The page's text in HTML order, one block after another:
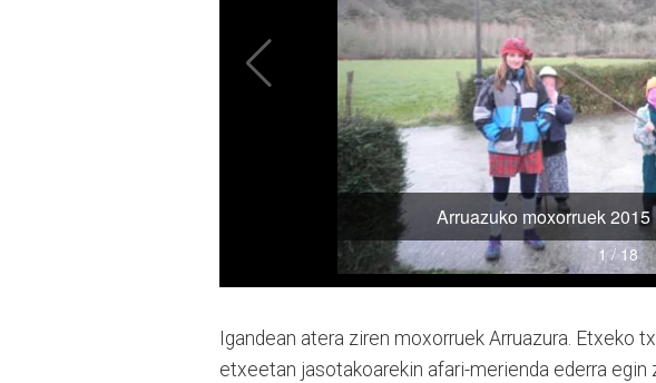
Igandean atera ziren moxorruek Arruazura. Etxeko
etxeetan jasotakoarekin afari-merienda ederra egin